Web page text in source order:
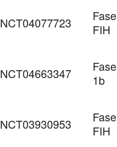
NCT04077723
FIH
NCT04663347
Fase
1b
NCT03930953
FIH